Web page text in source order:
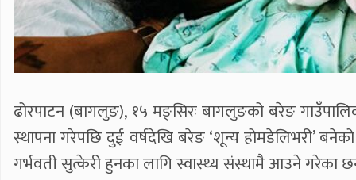
ढोरपाटन (बागलुङ), १५ मङ्सिरः बागलुङको बरेङ
स्थापना गरेपछि दुई वर्षदेखि बरेङ ‘शून्य होमडेलिभरी’
गर्भवती सुत्केरी हुनका लागि स्वास्थ्य संस्थामै आउने गरेका